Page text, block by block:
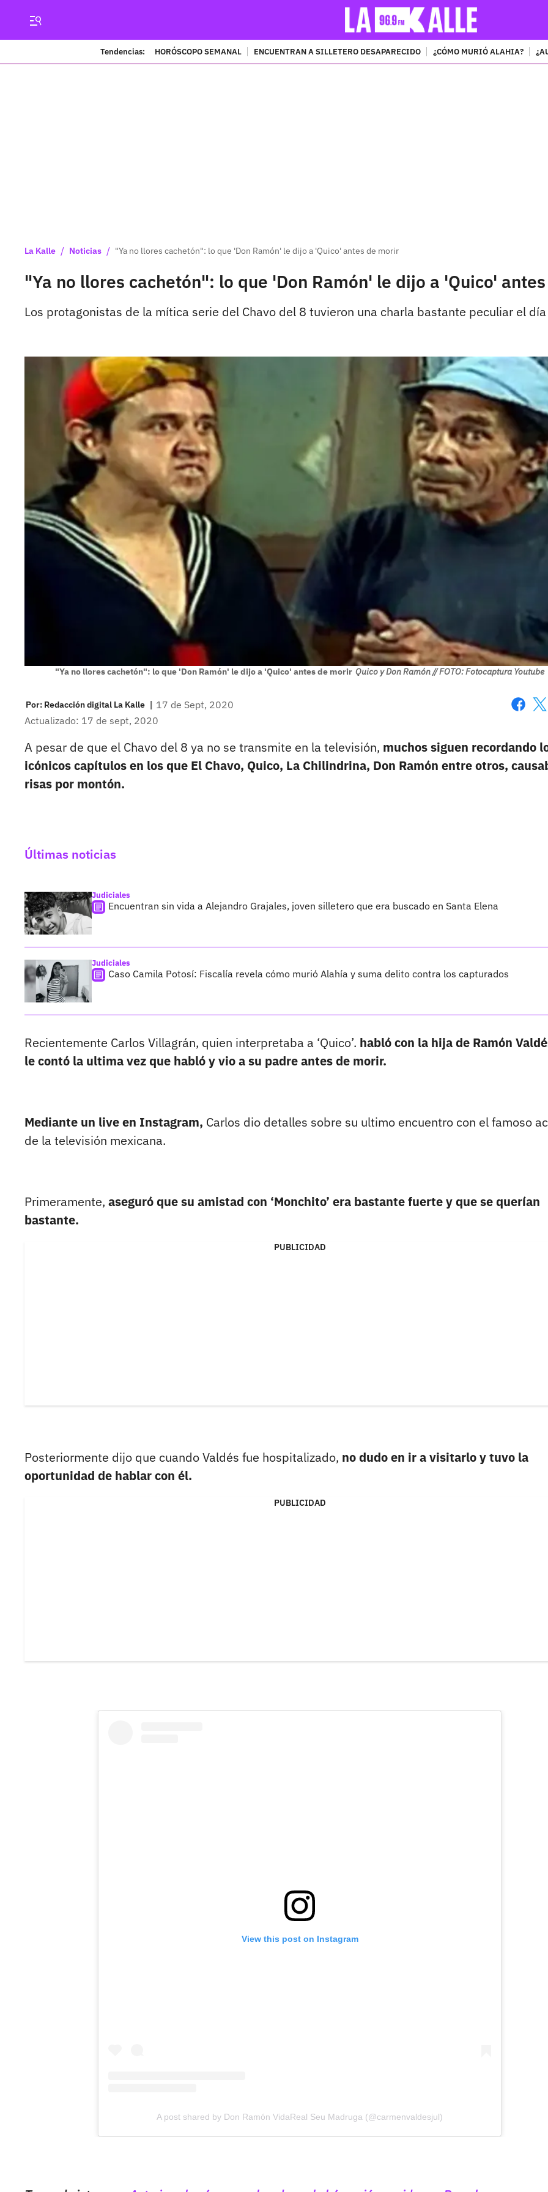
Tendencias: HORÓSCOPO SEMANAL ENCUENTRAN A SILLETERO DESAPARECIDO ¿CÓMO MURIÓ ALAHIA?
La Kalle / Noticias / "Ya no llores cachetón": lo que 'Don Ramón' le dijo a 'Quico' antes de morir
"Ya no llores cachetón": lo que 'Don Ramón' le dijo a 'Quico'
Los protagonistas de la mítica serie del Chavo del 8 tuvieron una charla bastante peculiar el día
"Ya no llores cachetón": lo que 'Don Ramón' le dijo a 'Quico' antes de morir Quico y Don Ramón // FOTO: Fotocaptura Youtube
Por: Redacción digital La Kalle | 17 de Sept, 2020
Actualizado: 17 de sept, 2020
A pesar de que el Chavo del 8 ya no se transmite en la televisión, muchos siguen recordando
icónicos capítulos en los que El Chavo, Quico, La Chilindrina, Don Ramón entre otros,
risas por montón.
Últimas noticias
Judiciales
Encuentran sin vida a Alejandro Grajales, joven silletero que era buscado en Santa Elena
Judiciales
Caso Camila Potosí: Fiscalía revela cómo murió Alahía y suma delito contra los capturados
Recientemente Carlos Villagrán, quien interpretaba a ‘Quico’. habló con la hija de Ramón
le contó la ultima vez que habló y vio a su padre antes de morir.
Mediante un live en Instagram, Carlos dio detalles sobre su ultimo encuentro con el famoso
de la televisión mexicana.
Primeramente, aseguró que su amistad con ‘Monchito’ era bastante fuerte y que se querían
bastante.
PUBLICIDAD
Posteriormente dijo que cuando Valdés fue hospitalizado, no dudo en ir a visitarlo y tuvo la
oportunidad de hablar con él.
PUBLICIDAD
View this post on Instagram
A post shared by Don Ramón VidaReal Seu Madruga (@carmenvaldesjul)